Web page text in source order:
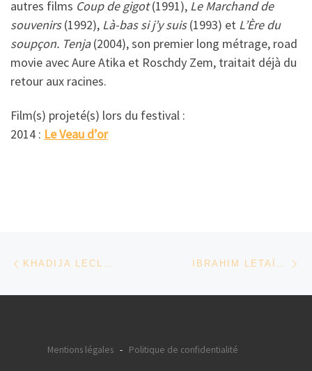
autres films Coup de gigot(1991), Le Marchand de
souvenirs(1992), Là-bas si j’y suis(1993) et L’Ère du
soupçon. Tenja(2004), son premier long métrage, road
movie avec Aure Atika et Roschdy Zem, traitait déjà du
retour aux racines.
Film(s) projeté(s) lors du festival :
2014 : Le Veau d’or
Parcourir les articles
Mentions légales- Politique de confidentialité